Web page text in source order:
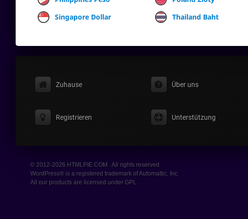
Singapore Dollar
Thailand Baht
Zuhause Über uns
Registrieren Unterstützung
© 2012-2026 HTMLPIE.COM . All rights reserved.
WordPress® is a registered trademark of Automattic, Inc.
All our products are licensed under GPL.